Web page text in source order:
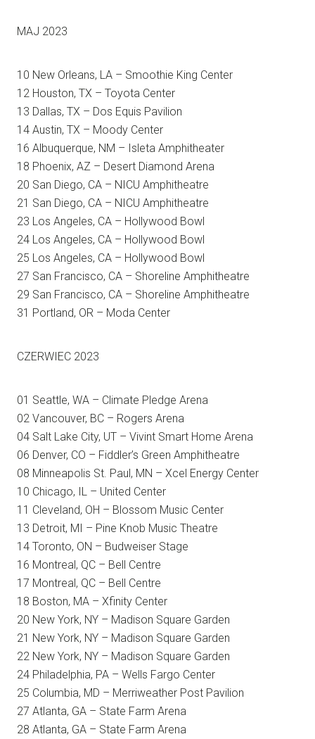
MAJ 2023
10 New Orleans, LA – Smoothie King Center
12 Houston, TX – Toyota Center
13 Dallas, TX – Dos Equis Pavilion
14 Austin, TX – Moody Center
16 Albuquerque, NM – Isleta Amphitheater
18 Phoenix, AZ – Desert Diamond Arena
20 San Diego, CA – NICU Amphitheatre
21 San Diego, CA – NICU Amphitheatre
23 Los Angeles, CA – Hollywood Bowl
24 Los Angeles, CA – Hollywood Bowl
25 Los Angeles, CA – Hollywood Bowl
27 San Francisco, CA – Shoreline Amphitheatre
29 San Francisco, CA – Shoreline Amphitheatre
31 Portland, OR – Moda Center
CZERWIEC 2023
01 Seattle, WA – Climate Pledge Arena
02 Vancouver, BC – Rogers Arena
04 Salt Lake City, UT – Vivint Smart Home Arena
06 Denver, CO – Fiddler’s Green Amphitheatre
08 Minneapolis St. Paul, MN – Xcel Energy Center
10 Chicago, IL – United Center
11 Cleveland, OH – Blossom Music Center
13 Detroit, MI – Pine Knob Music Theatre
14 Toronto, ON – Budweiser Stage
16 Montreal, QC – Bell Centre
17 Montreal, QC – Bell Centre
18 Boston, MA – Xfinity Center
20 New York, NY – Madison Square Garden
21 New York, NY – Madison Square Garden
22 New York, NY – Madison Square Garden
24 Philadelphia, PA – Wells Fargo Center
25 Columbia, MD – Merriweather Post Pavilion
27 Atlanta, GA – State Farm Arena
28 Atlanta, GA – State Farm Arena